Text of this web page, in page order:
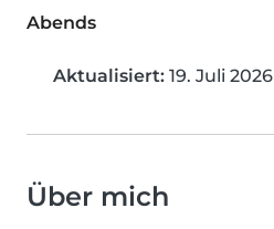
Abends
Aktualisiert: 19. Juli 2026
Über mich